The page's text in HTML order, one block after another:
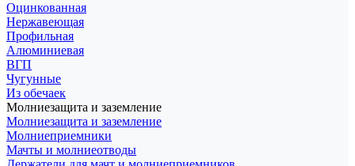
Оцинкованная
Нержавеющая
Профильная
Алюминиевая
ВГП
Чугунные
Из обечаек
Молниезащита и заземление
Молниезащита и заземление
Молниеприемники
Мачты и молниеотводы